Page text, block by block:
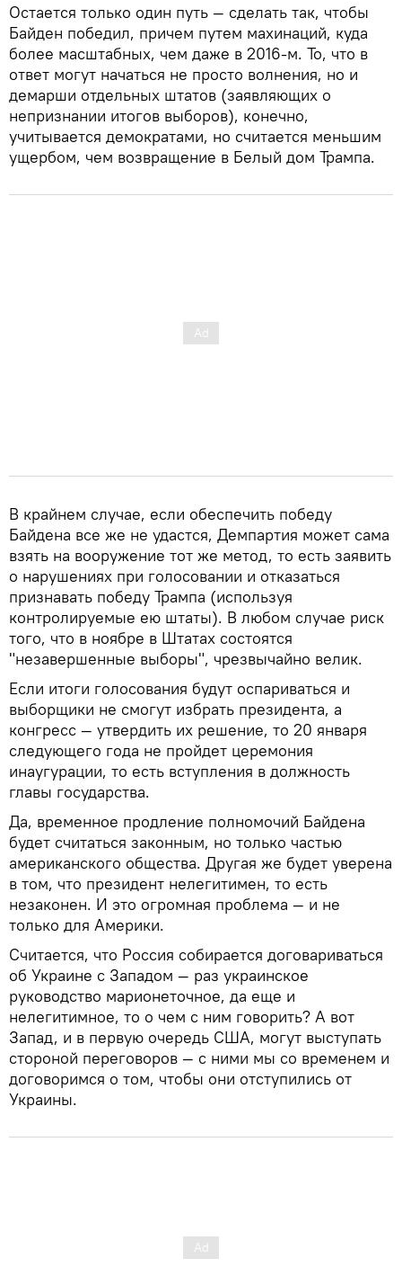
Остается только один путь — сделать так, чтобы
Байден победил, причем путем махинаций, куда
более масштабных, чем даже в 2016-м. То, что в
ответ могут начаться не просто волнения, но и
демарши отдельных штатов (заявляющих о
непризнании итогов выборов), конечно,
учитывается демократами, но считается меньшим
ущербом, чем возвращение в Белый дом Трампа.
В крайнем случае, если обеспечить победу
Байдена все же не удастся, Демпартия может сама
взять на вооружение тот же метод, то есть заявить
о нарушениях при голосовании и отказаться
признавать победу Трампа (используя
контролируемые ею штаты). В любом случае риск
того, что в ноябре в Штатах состоятся
"незавершенные выборы", чрезвычайно велик.
Если итоги голосования будут оспариваться и
выборщики не смогут избрать президента, а
конгресс — утвердить их решение, то 20 января
следующего года не пройдет церемония
инаугурации, то есть вступления в должность
главы государства.
Да, временное продление полномочий Байдена
будет считаться законным, но только частью
американского общества. Другая же будет уверена
в том, что президент нелегитимен, то есть
незаконен. И это огромная проблема — и не
только для Америки.
Считается, что Россия собирается договариваться
об Украине с Западом — раз украинское
руководство марионеточное, да еще и
нелегитимное, то о чем с ним говорить? А вот
Запад, и в первую очередь США, могут выступать
стороной переговоров — с ними мы со временем и
договоримся о том, чтобы они отступились от
Украины.